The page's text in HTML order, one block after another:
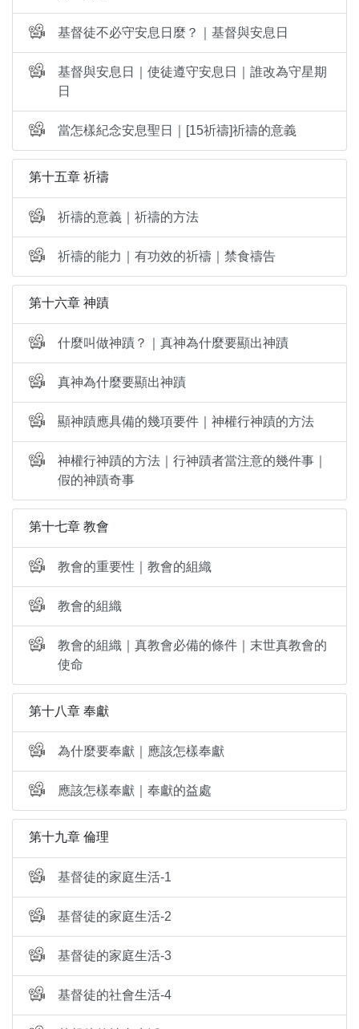
基督徒不必守安息日麼？｜基督與安息日
基督與安息日｜使徒遵守安息日｜誰改為守星期
日
當怎樣紀念安息聖日｜[15祈禱]祈禱的意義
第十五章 祈禱
祈禱的意義｜祈禱的方法
祈禱的能力｜有功效的祈禱｜禁食禱告
第十六章 神蹟
什麼叫做神蹟？｜真神為什麼要顯出神蹟
真神為什麼要顯出神蹟
顯神蹟應具備的幾項要件｜神權行神蹟的方法
神權行神蹟的方法｜行神蹟者當注意的幾件事｜
假的神蹟奇事
第十七章 教會
教會的重要性｜教會的組織
教會的組織
教會的組織｜真教會必備的條件｜末世真教會的
使命
第十八章 奉獻
為什麼要奉獻｜應該怎樣奉獻
應該怎樣奉獻｜奉獻的益處
第十九章 倫理
基督徒的家庭生活-1
基督徒的家庭生活-2
基督徒的家庭生活-3
基督徒的社會生活-4